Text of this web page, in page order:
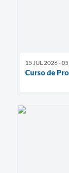
15 JUL 2026 -
Curso de